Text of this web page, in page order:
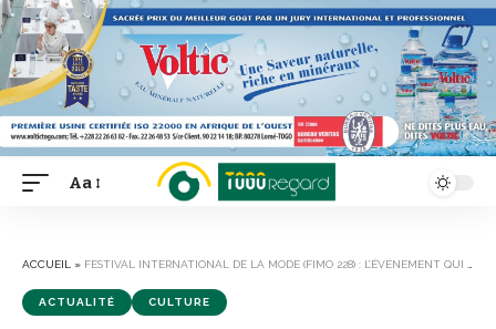
Font
Aa
ACCUEIL » FESTIVAL INTERNATIONAL DE LA MODE (FIMO 228) : L’ÉVÉNEMENT QUI REDÉFINIT LA MODE AFRICAINE
ACTUALITÉ CULTURE